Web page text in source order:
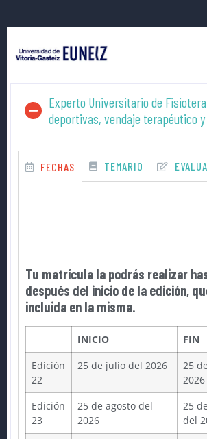
Experto Universitario de
deportivas, vendaje terapéutico
FECHAS TEMARIO
Tu matrícula la podrás realizar
después del inicio de la edición,
incluida en la misma.
INICIO
FIN
Edición
22
25 de julio del 2026
25
2026
Edición
23
25 de agosto del
2026
25
del